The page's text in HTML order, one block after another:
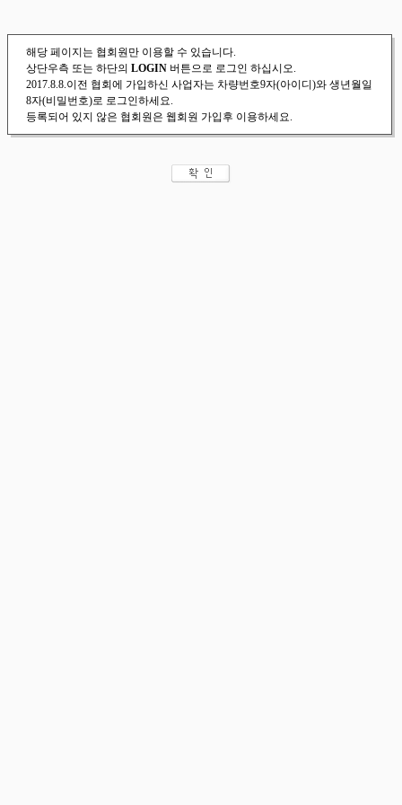
해당 페이지는 협회원만 이용할 수 있습니다.
상단우측 또는 하단의 LOGIN 버튼으로 로그인 하십시오.
2017.8.8.이전 협회에 가입하신 사업자는 차량번호9자(아이디)와 생년월일
8자(비밀번호)로 로그인하세요.
등록되어 있지 않은 협회원은 웹회원 가입후 이용하세요.